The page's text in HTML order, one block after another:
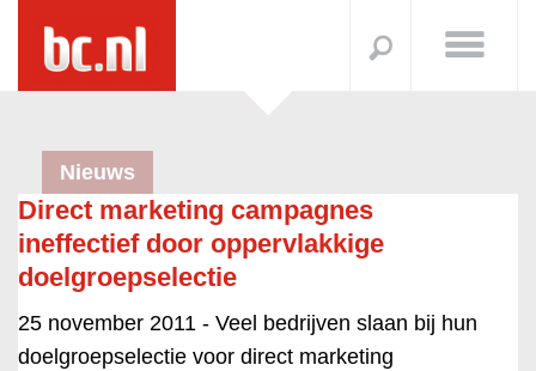
Nieuws
Direct marketing campagnes
ineffectief door oppervlakkige
doelgroepselectie
25 november 2011 - Veel bedrijven slaan bij hun
doelgroepselectie voor direct marketing